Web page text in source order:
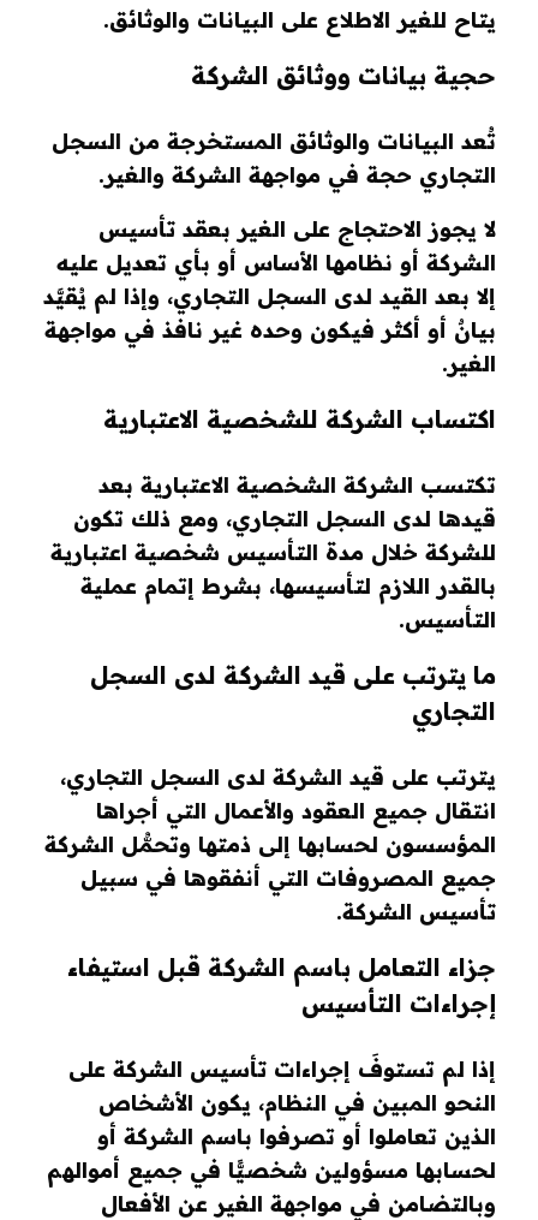
يتاح للغير الاطلاع على البيانات والوثائق.
حجية بيانات ووثائق الشركة
تُعد البيانات والوثائق المستخرجة من السجل
التجاري حجة في مواجهة الشركة والغير.
لا يجوز الاحتجاج على الغير بعقد تأسيس
الشركة أو نظامها الأساس أو بأي تعديل عليه
إلا بعد القيد لدى السجل التجاري، وإذا لم يُقيَّد
بيانٌ أو أكثر فيكون وحده غير نافذ في مواجهة
الغير.
اكتساب الشركة للشخصية الاعتبارية
تكتسب الشركة الشخصية الاعتبارية بعد
قيدها لدى السجل التجاري، ومع ذلك تكون
للشركة خلال مدة التأسيس شخصية اعتبارية
بالقدر اللازم لتأسيسها، بشرط إتمام عملية
التأسيس.
ما يترتب على قيد الشركة لدى السجل
التجاري
يترتب على قيد الشركة لدى السجل التجاري،
انتقال جميع العقود والأعمال التي أجراها
المؤسسون لحسابها إلى ذمتها وتحمُّل الشركة
جميع المصروفات التي أنفقوها في سبيل
تأسيس الشركة.
جزاء التعامل باسم الشركة قبل استيفاء
إجراءات التأسيس
إذا لم تستوفَ إجراءات تأسيس الشركة على
النحو المبين في النظام، يكون الأشخاص
الذين تعاملوا أو تصرفوا باسم الشركة أو
لحسابها مسؤولين شخصيًّا في جميع أموالهم
وبالتضامن في مواجهة الغير عن الأفعال